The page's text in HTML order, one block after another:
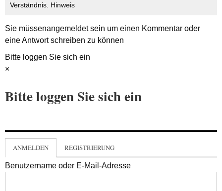
Verständnis. Hinweis
Sie müssenangemeldetsein um einen Kommentar oder
eine Antwort schreiben zu können
Bitte loggen Sie sich ein
×
Bitte loggen Sie sich ein
ANMELDEN REGISTRIERUNG
Benutzername oder E-Mail-Adresse